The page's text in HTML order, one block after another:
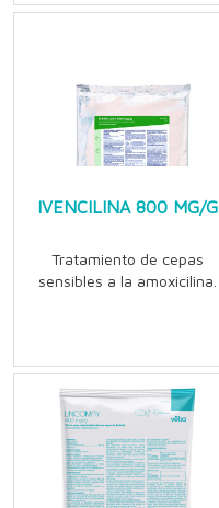
IVENCILINA 800 MG/G
Tratamiento de cepas
sensibles a la amoxicilina.